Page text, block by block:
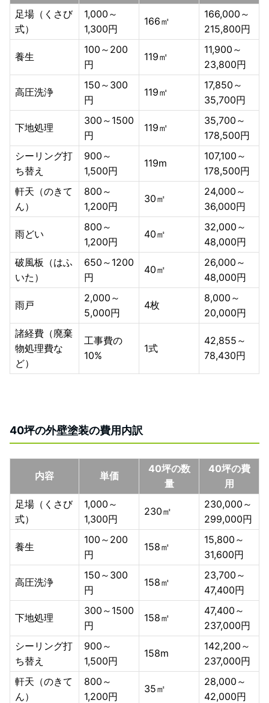
足場（くさび
式）
1,000～
1,300円
166㎡
166,000～
215,800円
養生
100～200
円
119㎡
11,900～
23,800円
高圧洗浄
150～300
円
119㎡
17,850～
35,700円
下地処理
300～1500
円
119㎡
35,700～
178,500円
シーリング打
ち替え
900～
1,500円
119m
107,100～
178,500円
軒天（のきて
ん）
800～
1,200円
30㎡
24,000～
36,000円
雨どい
800～
1,200円
40㎡
32,000～
48,000円
破風板（はふ
いた）
650～1200
円
40㎡
26,000～
48,000円
雨戸
2,000～
5,000円
4枚
8,000～
20,000円
諸経費（廃棄
物処理費な
ど）
工事費の
10%
1式
42,855～
78,430円
40坪の外壁塗装の費用内訳
内容 単価
40坪の数
量
40坪の費
用
足場（くさび
式）
1,000～
1,300円
230㎡
230,000～
299,000円
養生
100～200
円
158㎡
15,800～
31,600円
高圧洗浄
150～300
円
158㎡
23,700～
47,400円
下地処理
300～1500
円
158㎡
47,400～
237,000円
シーリング打
ち替え
900～
1,500円
158m
142,200～
237,000円
軒天（のきて
ん）
800～
1,200円
35㎡
28,000～
42,000円